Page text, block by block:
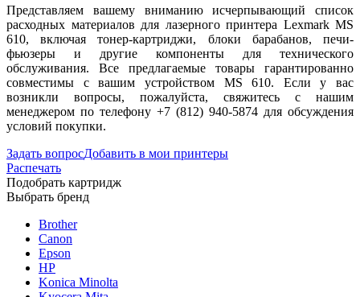
Представляем вашему вниманию исчерпывающий список
расходных материалов для лазерного принтера Lexmark MS
610, включая тонер-картриджи, блоки барабанов, печи-
фьюзеры и другие компоненты для технического
обслуживания. Все предлагаемые товары гарантированно
совместимы с вашим устройством MS 610. Если у вас
возникли вопросы, пожалуйста, свяжитесь с нашим
менеджером по телефону +7 (812) 940-5874 для обсуждения
условий покупки.
Задать вопросДобавить в мои принтеры
Распечать
Подобрать картридж
Выбрать бренд
Brother
Canon
Epson
HP
Konica Minolta